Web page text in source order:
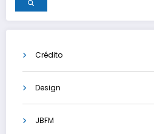
Crédito
Design
JBFM